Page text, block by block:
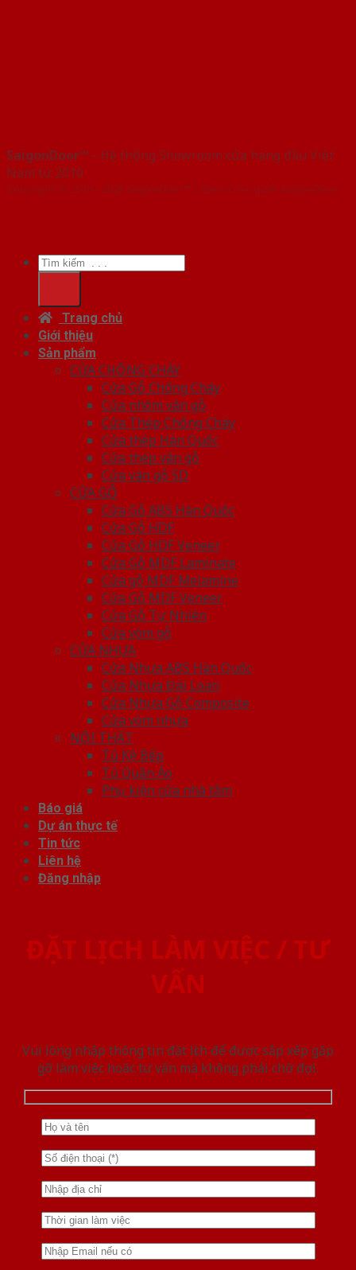
SaigonDoor™ - Hệ thống Showroom cửa hàng đầu Việt
Nam từ 2010
Copyright ⓒ 2010 – 2026 SaigonDoor™ | Đơn vị chủ quản SaigonDoor
Tìm
kiếm:
Trang chủ
Giới thiệu
Sản phẩm
CỬA CHỐNG CHÁY
Cửa Gỗ Chống Cháy
Cửa nhôm vân gỗ
Cửa Thép Chống Cháy
Cửa thép Hàn Quốc
Cửa thép vân gỗ
Cửa vân gỗ 5D
CỬA GỖ
Cửa Gỗ ABS Hàn Quốc
Cửa Gỗ HDF
Cửa Gỗ HDF Veneer
Cửa Gỗ MDF Laminate
Cửa gỗ MDF Melamine
Cửa Gỗ MDF Veneer
Cửa Gỗ Tự Nhiên
Cửa vòm gỗ
CỬA NHỰA
Cửa Nhựa ABS Hàn Quốc
Cửa Nhựa Đài Loan
Cửa Nhựa Gỗ Composite
Cửa vòm nhựa
NỘI THẤT
Tủ Kệ Bếp
Tủ Quần Áo
Phụ kiện cửa nhà tắm
Báo giá
Dự án thực tế
Tin tức
Liên hệ
Đăng nhập
ĐẶT LỊCH LÀM VIỆC / TƯ
VẤN
Vui lòng nhập thông tin đặt lịch để được sắp xếp gặp
gỡ làm việc hoăc tư vấn mà không phải chờ đợi.